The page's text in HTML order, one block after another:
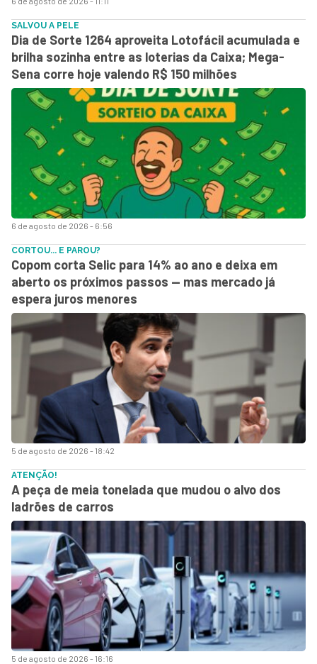
6 de agosto de 2026 - 6:56
SALVOU A PELE
Dia de Sorte 1264 aproveita Lotofácil acumulada e
brilha sozinha entre as loterias da Caixa; Mega-
Sena corre hoje valendo R$ 150 milhões
5 de agosto de 2026 - 18:42
CORTOU... E PAROU?
Copom corta Selic para 14% ao ano e deixa em
aberto os próximos passos — mas mercado já
espera juros menores
5 de agosto de 2026 - 16:16
ATENÇÃO!
A peça de meia tonelada que mudou o alvo dos
ladrões de carros